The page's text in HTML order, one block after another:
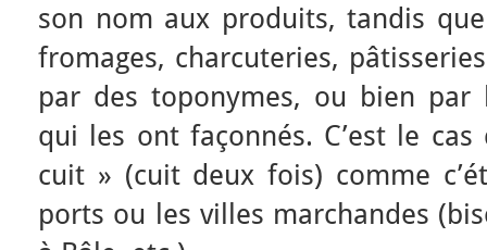
son nom aux produits, tandis
fromages, charcuteries,
par des toponymes, ou bien par
qui les ont façonnés. C’est le
cuit » (cuit deux fois) comme
ports ou les villes marchandes